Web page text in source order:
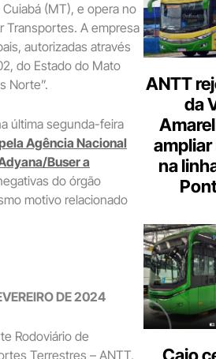
(MT), e opera no
Transportes. A empresa
autorizadas através
do Estado do Mato
Norte”.
última segunda-feira
Agência Nacional
Buser a
do órgão
motivo relacionado
DE 2024
Rodoviário de
Terrestres – ANTT,
ANTT
da
na